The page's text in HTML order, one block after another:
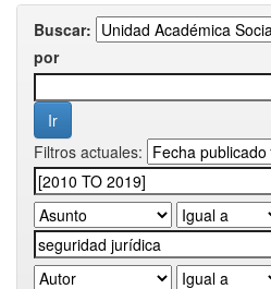
Buscar:
por
Filtros actuales: